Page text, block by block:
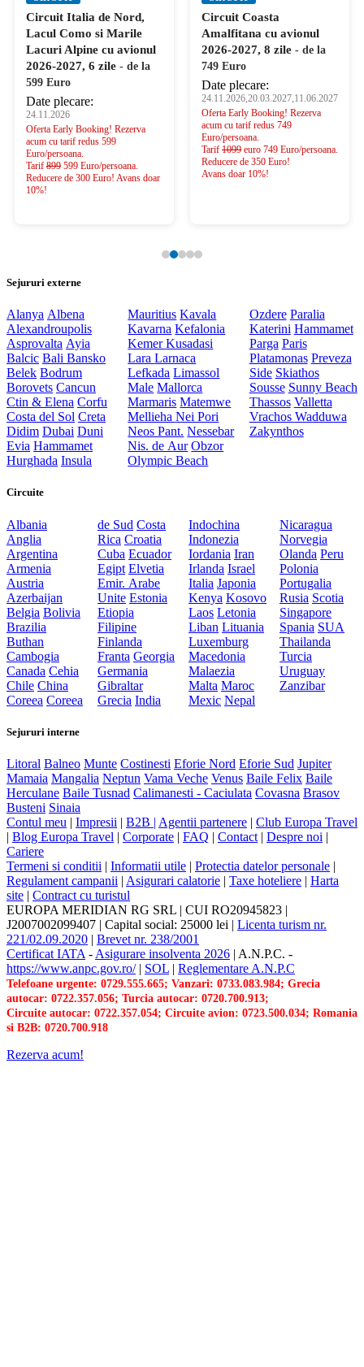
Circuit Italia de Nord,
Lacul Como si Marile
Lacuri Alpine cu avionul
2026-2027, 6 zile - de la
599 Euro
Date plecare:
24.11.2026
Oferta Early Booking! Rezerva
acum cu tarif redus 599
Euro/persoana.
Tarif 899 599 Euro/persoana.
Reducere de 300 Euro! Avans doar
10%!
Circuit Coasta
Amalfitana cu avionul
2026-2027, 8 zile - de la
749 Euro
Date plecare:
24.11.2026,20.03.2027,11.06.2027
Oferta Early Booking! Rezerva
acum cu tarif redus 749
Euro/persoana.
Tarif 1099 euro 749 Euro/persoana.
Reducere de 350 Euro!
Avans doar 10%!
Sejururi externe
Alanya Albena
Alexandroupolis
Asprovalta Ayia
Balcic Bali Bansko
Belek Bodrum
Borovets Cancun
Ctin & Elena Corfu
Costa del Sol Creta
Didim Dubai Duni
Evia Hammamet
Hurghada Insula
Mauritius Kavala
Kavarna Kefalonia
KemerKusadasi
LaraLarnaca
Lefkada Limassol
Male Mallorca
Marmaris Matemwe
MelliehaNei Pori
Neos Pant. Nessebar
Nis. de Aur Obzor
Olympic Beach
Ozdere Paralia
Katerini Hammamet
Parga Paris
Platamonas Preveza
Side Skiathos
Sousse Sunny Beach
Thassos Valletta
Vrachos Wadduwa
Zakynthos
Circuite
Albania
Anglia
Argentina
Armenia
Austria
Azerbaijan
Belgia Bolivia
Brazilia
Buthan
Cambogia
Canada Cehia
Chile China
Coreea Coreea
de Sud Costa
Rica Croatia
Cuba Ecuador
Egipt Elvetia
Emir. Arabe
Unite Estonia
Etiopia
Filipine
Finlanda
Franta Georgia
Germania
Gibraltar
Grecia India
Indochina
Indonezia
Iordania Iran
Irlanda Israel
Italia Japonia
Kenya Kosovo
Laos Letonia
Liban Lituania
Luxemburg
Macedonia
Malaezia
Malta Maroc
Mexic Nepal
Nicaragua
Norvegia
Olanda Peru
Polonia
Portugalia
Rusia Scotia
Singapore
Spania SUA
Thailanda
Turcia
Uruguay
Zanzibar
Sejururi interne
Litoral Balneo Munte Costinesti Eforie Nord Eforie Sud Jupiter
Mamaia Mangalia Neptun Vama Veche Venus Baile Felix Baile
Herculane Baile Tusnad Calimanesti - Caciulata Covasna Brasov
Busteni Sinaia
Contul meu | Impresii | B2B | Agentii partenere | Club Europa Travel
| Blog Europa Travel | Corporate | FAQ | Contact | Despre noi |
Cariere
Termeni si conditii | Informatii utile | Protectia datelor personale |
Regulament campanii | Asigurari calatorie | Taxe hoteliere | Harta
site | Contract cu turistul
EUROPA MERIDIAN RG SRL | CUI RO20945823 |
J2007002099407 | Capital social: 25000 lei | Licenta turism nr.
221/02.09.2020 | Brevet nr. 238/2001
Certificat IATA - Asigurare insolventa 2026 | A.N.P.C. -
https://www.anpc.gov.ro/| SOL | Reglementare A.N.P.C
Telefoane urgente: 0729.555.665; Vanzari: 0733.083.984; Grecia
autocar: 0722.357.056; Turcia autocar: 0720.700.913;
Circuite autocar: 0722.357.054; Circuite avion: 0723.500.034; Romania
si B2B: 0720.700.918
Rezerva acum!